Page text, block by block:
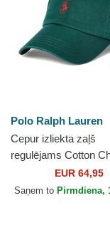
Polo Ralph Lauren
Cepur izliekta zaļš
regulējams Cotton
Classic Sport no Polo
Lauren
EUR 64,95
Saņem to Pirmdiena,